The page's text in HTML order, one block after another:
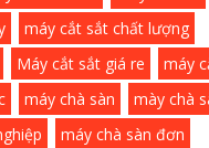
máy cắt sắt chất lượng
Máy cắt sắt giá re
máy
máy chà sàn
mày chà
máy chà sàn đơn